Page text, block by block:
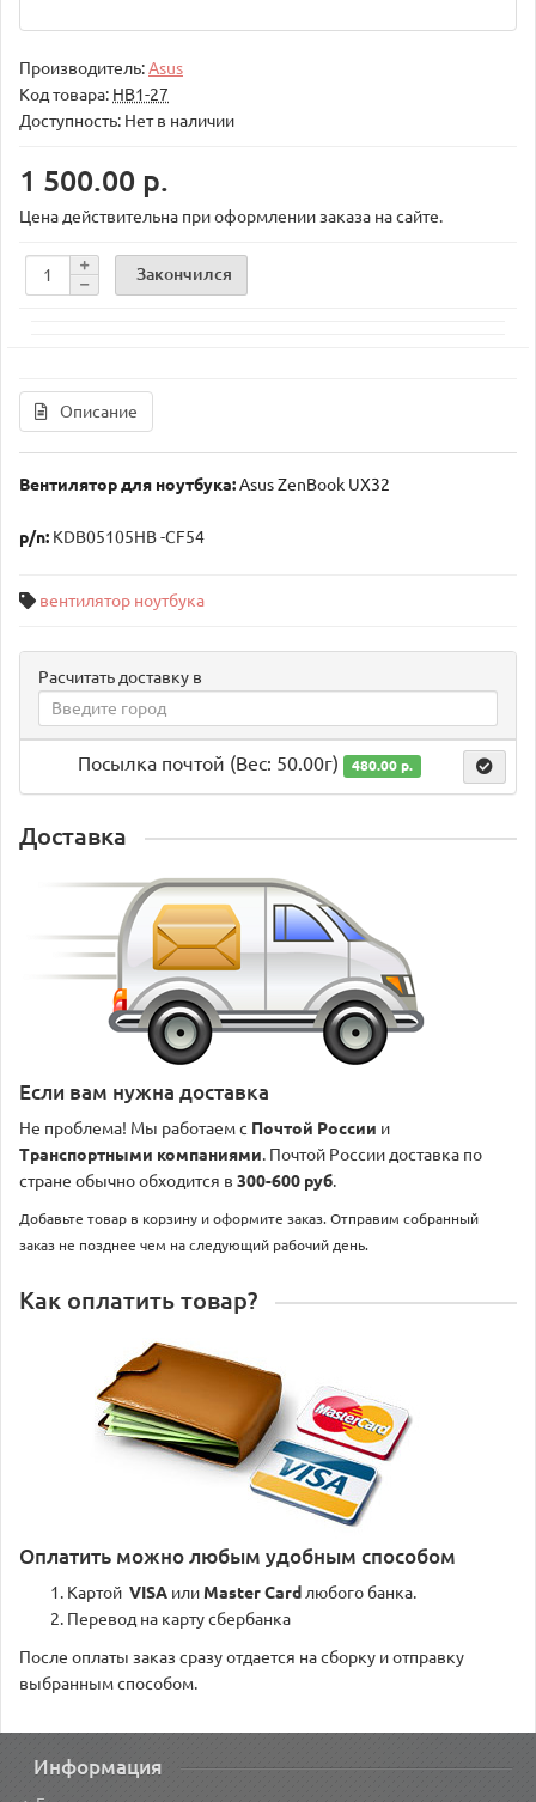
Производитель:Asus
Код товара: НВ1-27
Доступность: Нет в наличии
1 500.00 р.
Цена действительна при оформлении заказа на сайте.
Закончился
Описание
Вентилятор для ноутбука:Asus ZenBook UX32
p/n: KDB05105HB -CF54
вентилятор ноутбука
Расчитать доставку в
Посылка почтой (Вес: 50.00г) 480.00 р.
Доставка
Если вам нужна доставка
Не проблема! Мы работаем с Почтой России и
Транспортными компаниями. Почтой России доставка по
стране обычно обходится в 300-600 руб.
Добавьте товар в корзину и оформите заказ. Отправим собранный
заказ не позднее чем на следующий рабочий день.
Как оплатить товар?
Оплатить можно любым удобным способом
Картой VISA или Master Card любого банка.
Перевод на карту сбербанка
После оплаты заказ сразу отдается на сборку и отправку
выбранным способом.
Информация